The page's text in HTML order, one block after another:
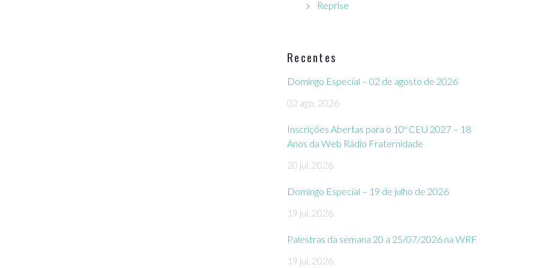
Reprise
Recentes
Domingo Especial – 02 de agosto de 2026
02 ago, 2026
Inscrições Abertas para o 10º CEU 2027 – 18
Anos da Web Rádio Fraternidade
20 jul, 2026
Domingo Especial – 19 de julho de 2026
19 jul, 2026
Palestras da semana 20 a 25/07/2026 na WRF
19 jul, 2026